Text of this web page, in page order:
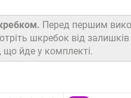
Перед першим
шкребок від
що йде у комплекті.